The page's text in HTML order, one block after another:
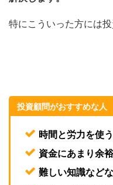
特にこういった方には
投資顧問がおすすめな人
時間と労力を使
資金にあまり余
難しい知識など